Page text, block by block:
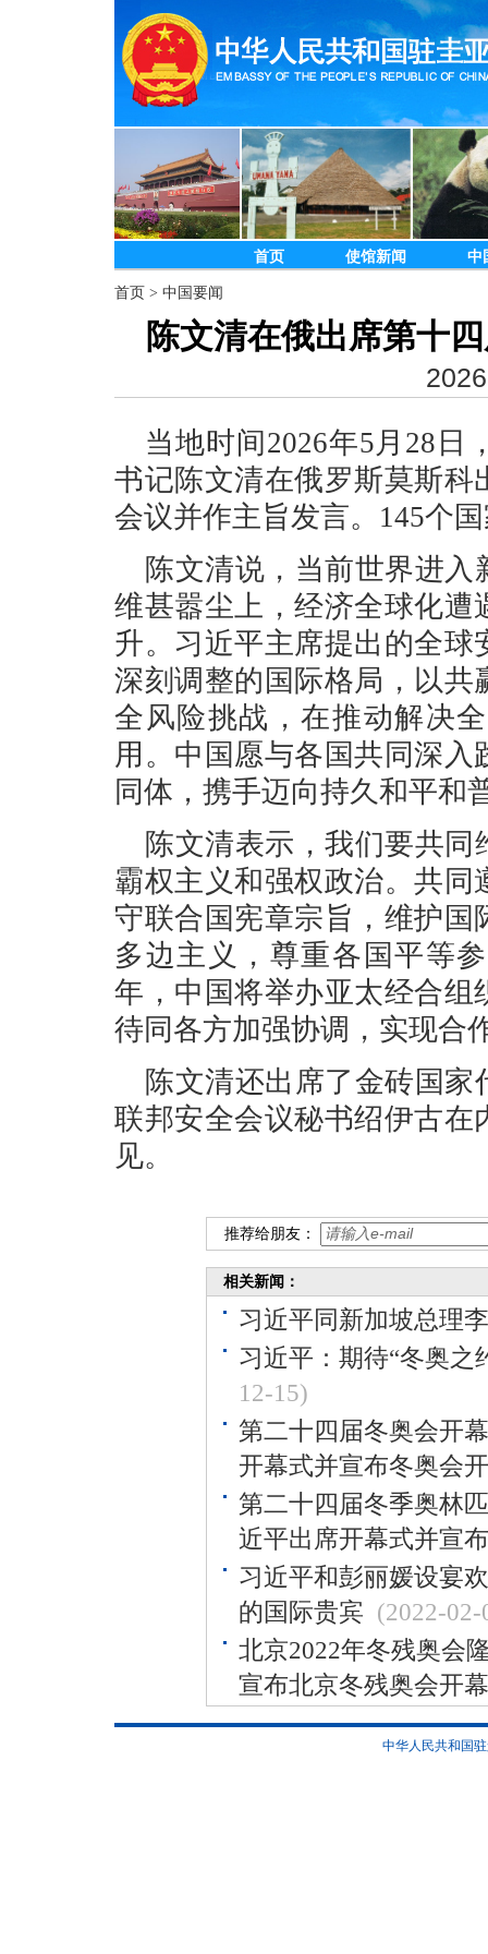
首页 使馆新闻 中
首页 > 中国要闻
陈文清在俄出席第十
当地时间2026年5月28日
书记陈文清在俄罗斯莫斯
会议并作主旨发言。145个
陈文清说，当前世界进
维甚嚣尘上，经济全球化
升。习近平主席提出的全
深刻调整的国际格局，以
全风险挑战，在推动解决
用。中国愿与各国共同深
同体，携手迈向持久和平和
陈文清表示，我们要共
霸权主义和强权政治。共
守联合国宪章宗旨，维护
多边主义，尊重各国平等
年，中国将举办亚太经合
待同各方加强协调，实现合
陈文清还出席了金砖国
联邦安全会议秘书绍伊古
见。
推荐给朋友：
相关新闻：
习近平同新加坡总理
习近平：期待“冬奥
12-15)
第二十四届冬奥会开
开幕式并宣布冬奥会
第二十四届冬季奥林
近平出席开幕式并宣
习近平和彭丽媛设宴
的国际贵宾 (2022-02-
北京2022年冬残奥会
宣布北京冬残奥会开幕
中华人民共和国